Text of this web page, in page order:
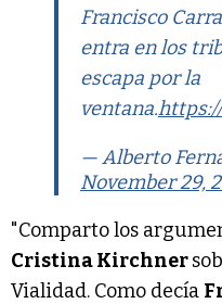
Francisco
entra en los
escapa por la
ventana.
— Alberto
November 29,
"Comparto los
Cristina Kirchner
Vialidad. Como decía